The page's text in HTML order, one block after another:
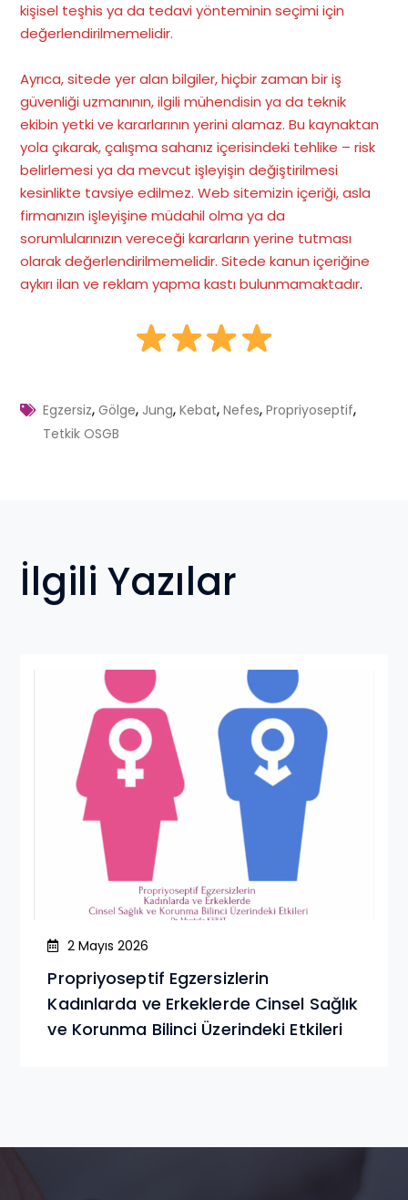
kişisel teşhis ya da tedavi yönteminin seçimi için
değerlendirilmemelidir.
Ayrıca, sitede yer alan bilgiler, hiçbir zaman bir iş
güvenliği uzmanının, ilgili mühendisin ya da teknik
ekibin yetki ve kararlarının yerini alamaz. Bu kaynaktan
yola çıkarak, çalışma sahanız içerisindeki tehlike – risk
belirlemesi ya da mevcut işleyişin değiştirilmesi
kesinlikte tavsiye edilmez. Web sitemizin içeriği, asla
firmanızın işleyişine müdahil olma ya da
sorumlularınızın vereceği kararların yerine tutması
olarak değerlendirilmemelidir. Sitede kanun içeriğine
aykırı ilan ve reklam yapma kastı bulunmamaktadır.
Egzersiz,Gölge, Jung,Kebat,Nefes,Propriyoseptif,
Tetkik OSGB
İlgili Yazılar
2 Mayıs 2026
Propriyoseptif Egzersizlerin
Kadınlarda ve Erkeklerde Cinsel Sağlık
ve Korunma Bilinci Üzerindeki Etkileri